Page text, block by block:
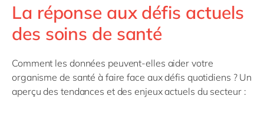
La réponse aux défis actuels
des soins de santé
Comment les données peuvent-elles aider votre
organisme de santé à faire face aux défis quotidiens ? Un
aperçu des tendances et des enjeux actuels du secteur :